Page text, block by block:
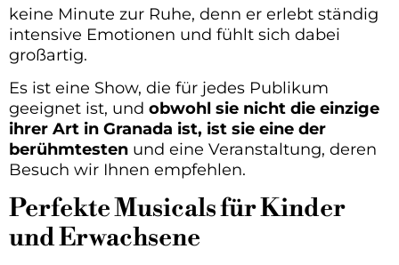
keine Minute zur Ruhe, denn er erlebt ständig
intensive Emotionen und fühlt sich dabei
großartig.
Es ist eine Show, die für jedes Publikum
geeignet ist, und obwohl sie nicht die einzige
ihrer Art in Granada ist, ist sie eine der
berühmtesten und eine Veranstaltung, deren
Besuch wir Ihnen empfehlen.
Perfekte Musicals für Kinder
und Erwachsene